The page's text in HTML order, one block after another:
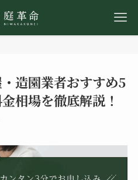
・造園業者おすすめ5
相場を徹底解説！